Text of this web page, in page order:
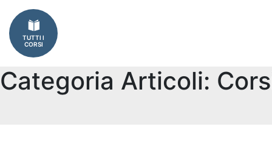
Imprese
Catalogo
corsi
Finanziamenti
TUTTI I
CORSI
Categoria Articoli: